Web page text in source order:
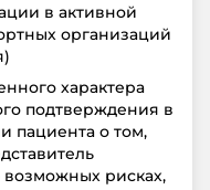
в активной
организаций
характера
подтверждения в
пациента о том,
рисках,